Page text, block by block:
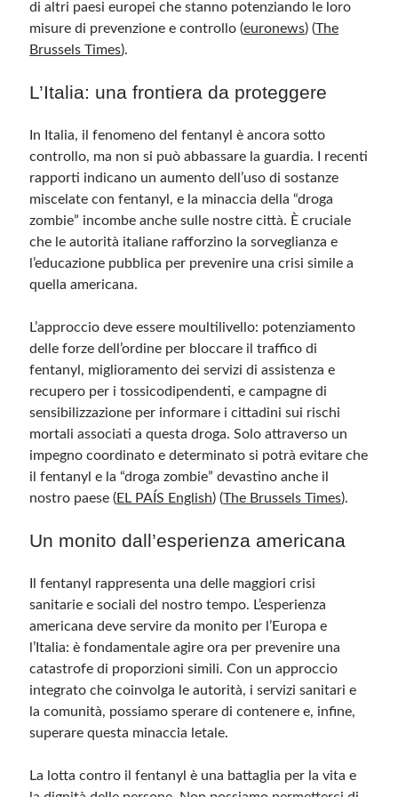
di altri paesi europei che stanno potenziando le loro
misure di prevenzione e controllo​ (euronews)​​ (The
Brussels Times)​.
L’Italia: una frontiera da proteggere
In Italia, il fenomeno del fentanyl è ancora sotto
controllo, ma non si può abbassare la guardia. I recenti
rapporti indicano un aumento dell’uso di sostanze
miscelate con fentanyl, e la minaccia della “droga
zombie” incombe anche sulle nostre città. È cruciale
che le autorità italiane rafforzino la sorveglianza e
l’educazione pubblica per prevenire una crisi simile a
quella americana.
L’approccio deve essere moultilivello: potenziamento
delle forze dell’ordine per bloccare il traffico di
fentanyl, miglioramento dei servizi di assistenza e
recupero per i tossicodipendenti, e campagne di
sensibilizzazione per informare i cittadini sui rischi
mortali associati a questa droga. Solo attraverso un
impegno coordinato e determinato si potrà evitare che
il fentanyl e la “droga zombie” devastino anche il
nostro paese​ (EL PAÍS English)​​ (The Brussels Times)​.
Un monito dall’esperienza americana
Il fentanyl rappresenta una delle maggiori crisi
sanitarie e sociali del nostro tempo. L’esperienza
americana deve servire da monito per l’Europa e
l’Italia: è fondamentale agire ora per prevenire una
catastrofe di proporzioni simili. Con un approccio
integrato che coinvolga le autorità, i servizi sanitari e
la comunità, possiamo sperare di contenere e, infine,
superare questa minaccia letale.
La lotta contro il fentanyl è una battaglia per la vita e